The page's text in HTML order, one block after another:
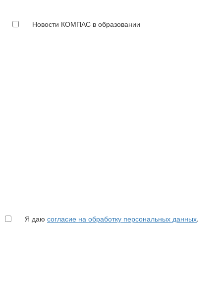
Новости КОМПАС в образовании
Я даю согласие на обработку персональных данных.